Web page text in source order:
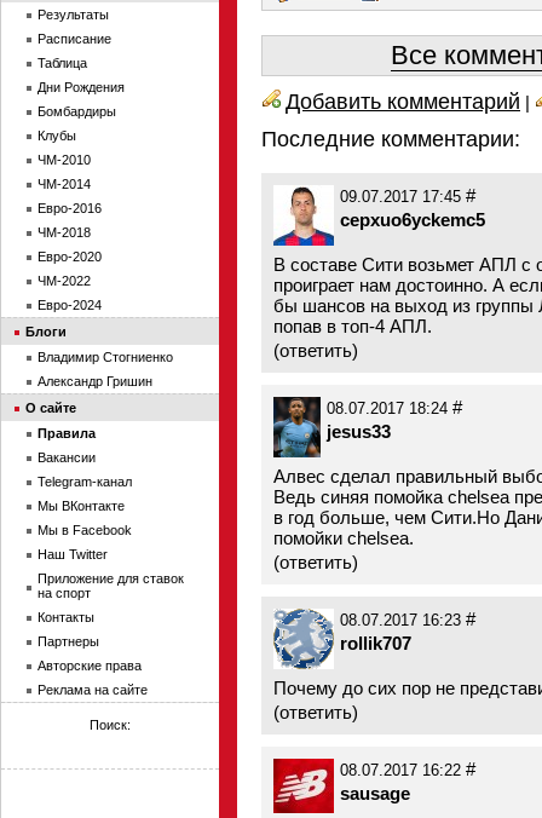
Все
Добавить комментарий |
Последние комментарии:
09.07.2017 17:45 #
cepxuo6yckemc5
В составе Сити возьмет АПЛ с
проиграет нам достоинно. А
бы шансов на выход из группы
попав в топ-4 АПЛ.
(ответить)
08.07.2017 18:24 #
jesus33
Алвес сделал правильный
Ведь синяя помойка chelsea
в год больше, чем Сити.Но
помойки chelsea.
(ответить)
08.07.2017 16:23 #
rollik707
Почему до сих пор не
(ответить)
08.07.2017 16:22 #
sausage
Результаты
Расписание
Таблица
Дни Рождения
Бомбардиры
Клубы
ЧМ-2010
ЧМ-2014
Евро-2016
ЧМ-2018
Евро-2020
ЧМ-2022
Евро-2024
Блоги
Владимир Стогниенко
Александр Гришин
О сайте
Правила
Вакансии
Telegram-канал
Мы ВКонтакте
Мы в Facebook
Наш Twitter
Приложение для ставок
на спорт
Контакты
Партнеры
Авторские права
Реклама на сайте
Поиск: